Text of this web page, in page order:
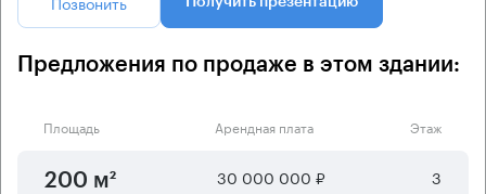
Предложения по продаже в этом здании:
Площадь Арендная плата Этаж
200 м² 30 000 000 ₽ 3